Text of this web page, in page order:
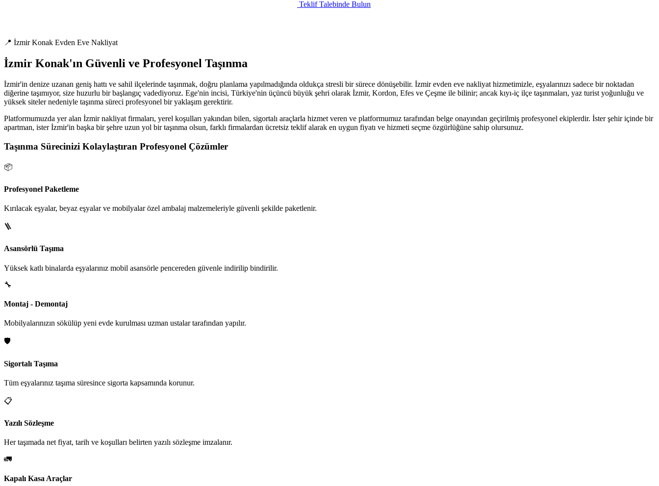
Teklif Talebinde Bulun
📍 İzmir Konak Evden Eve Nakliyat
İzmir Konak'ın Güvenli ve Profesyonel Taşınma
İzmir'in denize uzanan geniş hattı ve sahil ilçelerinde taşınmak, doğru planlama yapılmadığında oldukça stresli bir sürece dönüşebilir. İzmir evden eve nakliyat hizmetimizle, eşyalarınızı sadece bir noktadan
diğerine taşımıyor, size huzurlu bir başlangıç vadediyoruz. Ege'nin incisi, Türkiye'nin üçüncü büyük şehri olarak İzmir, Kordon, Efes ve Çeşme ile bilinir; ancak kıyı-iç ilçe taşınmaları, yaz turist yoğunluğu ve
yüksek siteler nedeniyle taşınma süreci profesyonel bir yaklaşım gerektirir.
Platformumuzda yer alan İzmir nakliyat firmaları, yerel koşulları yakından bilen, sigortalı araçlarla hizmet veren ve platformumuz tarafından belge onayından geçirilmiş profesyonel ekiplerdir. İster şehir içinde bir
apartman, ister İzmir'in başka bir şehre uzun yol bir taşınma olsun, farklı firmalardan ücretsiz teklif alarak en uygun fiyatı ve hizmeti seçme özgürlüğüne sahip olursunuz.
Taşınma Sürecinizi Kolaylaştıran Profesyonel Çözümler
📦
Profesyonel Paketleme
Kırılacak eşyalar, beyaz eşyalar ve mobilyalar özel ambalaj malzemeleriyle güvenli şekilde paketlenir.
🪜
Asansörlü Taşıma
Yüksek katlı binalarda eşyalarınız mobil asansörle pencereden güvenle indirilip bindirilir.
🔧
Montaj - Demontaj
Mobilyalarınızın sökülüp yeni evde kurulması uzman ustalar tarafından yapılır.
🛡️
Sigortalı Taşıma
Tüm eşyalarınız taşıma süresince sigorta kapsamında korunur.
📋
Yazılı Sözleşme
Her taşımada net fiyat, tarih ve koşulları belirten yazılı sözleşme imzalanır.
🚛
Kapalı Kasa Araçlar